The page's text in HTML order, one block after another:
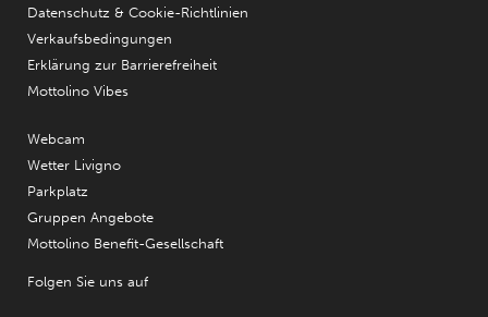
Datenschutz & Cookie-Richtlinien
Verkaufsbedingungen
Erklärung zur Barrierefreiheit
Mottolino Vibes
Webcam
Wetter Livigno
Parkplatz
Gruppen Angebote
Mottolino Benefit-Gesellschaft
Folgen Sie uns auf